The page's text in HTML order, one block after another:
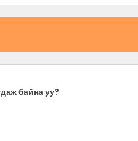
байна уу?